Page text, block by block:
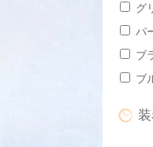
グ
パ
ブ
ブ